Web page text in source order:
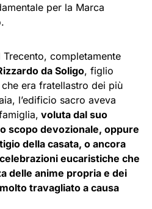
per la Marca
completamente
da Soligo, figlio
che era fratellastro dei più
l’edificio sacro aveva
voluta dal suo
scopo devozionale, oppure
della casata, o ancora
eucaristiche che
delle anime propria e dei
travagliato a causa